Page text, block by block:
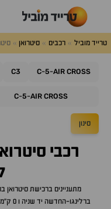
טרייד מוביל רכבים סיטרואן
C-5-AIR CROSS
C3
C-5-AIR CROSS
סינון
רכבי
מתעניינים ברכישתסיטרואן
ברלינגו-החדשה
יד